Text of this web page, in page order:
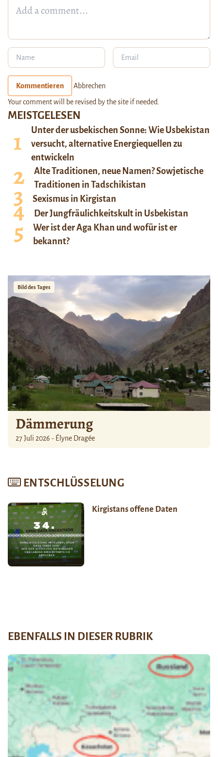
MEISTGELESEN
Unter der usbekischen Sonne: Wie Usbekistan
versucht, alternative Energiequellen zu
entwickeln
Alte Traditionen, neue Namen? Sowjetische
Traditionen in Tadschikistan
Sexismus in Kirgistan
Der Jungfräulichkeitskult in Usbekistan
Wer ist der Aga Khan und wofür ist er
bekannt?
Bild des Tages
Dämmerung
27 Juli 2026 - Élyne Dragée
ENTSCHLÜSSELUNG
Kirgistans offene Daten
Kommentieren Abbrechen
Your comment will be revised by the site if needed.
EBENFALLS IN DIESER RUBRIK